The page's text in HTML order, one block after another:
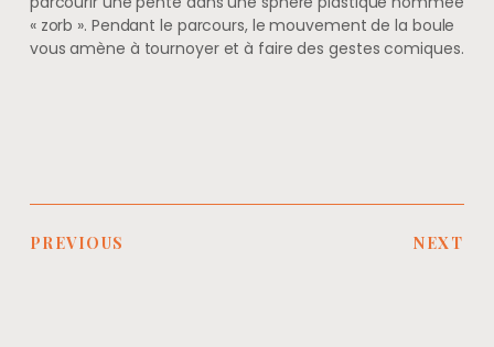
« zorb ». Pendant le parcours, le mouvement de la boule
vous amène à tournoyer et à faire des gestes comiques.
PREVIOUS NEXT